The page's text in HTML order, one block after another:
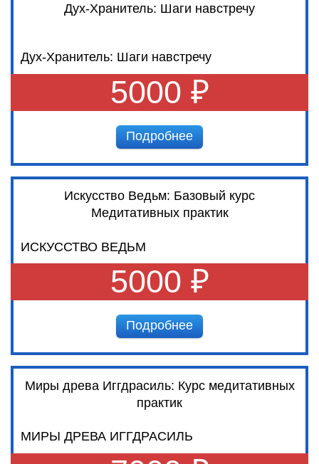
Дух-Хранитель: Шаги навстречу
Дух-Хранитель: Шаги навстречу
5000 ₽
Подробнее
Искусство Ведьм: Базовый курс
Медитативных практик
ИСКУССТВО ВЕДЬМ
5000 ₽
Подробнее
Миры древа Иггдрасиль: Курс медитативных
практик
МИРЫ ДРЕВА ИГГДРАСИЛЬ